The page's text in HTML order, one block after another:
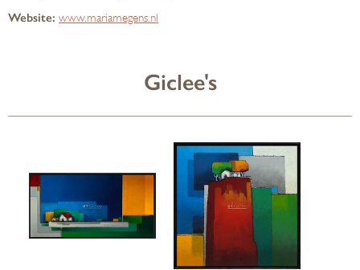
Website: www.mariamegens.nl
Giclee's